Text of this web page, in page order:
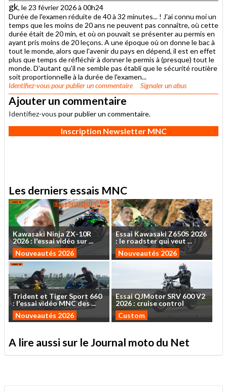
gk, le 23 février 2026 à 00h24
Durée de l'examen réduite de 40 à 32 minutes... ! J'ai connu moi un
temps que les moins de 20 ans ne peuvent pas connaître, où cette
durée était de 20 min, et où on pouvait se présenter au permis en
ayant pris moins de 20 leçons. A une époque où on donne le bac à
tout le monde, alors que l'avenir du pays en dépend, il est en effet
plus que temps de réfléchir à donner le permis à (presque) tout le
monde. D'autant qu'il ne semble pas établi que le sécurité routière
soit proportionnelle à la durée de l'examen...
Identifiez-vouspour publier un commentaire Signaler un abus
Ajouter un commentaire
Identifiez-vous pour publier un commentaire.
Inscription Newsletter MNC
Les derniers essais MNC
Kawasaki NinjaZX-10R
2026: l'essaividéo sur...
Nouveautés 2026
Essai KawasakiZ650S 2026
: le roadsterquiveut ...
Nouveautés 2026
Trident et TigerSport 660
: l'essaividéoMNCdes...
Nouveautés 2026
EssaiQJMotorSRV 600V2
2026 : cruise control
Custom
A lire aussi sur le Journal moto du Net